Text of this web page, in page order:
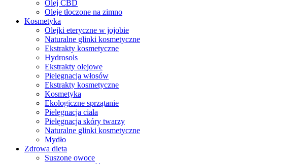
Olej CBD
Oleje tłoczone na zimno
Kosmetyka
Olejki eteryczne w jojobie
Naturalne glinki kosmetyczne
Ekstrakty kosmetyczne
Hydrosols
Ekstrakty olejowe
Pielęgnacja włosów
Ekstrakty kosmetyczne
Kosmetyka
Ekologiczne sprzątanie
Pielęgnacja ciała
Pielęgnacja skóry twarzy
Naturalne glinki kosmetyczne
Mydło
Zdrowa dieta
Suszone owoce